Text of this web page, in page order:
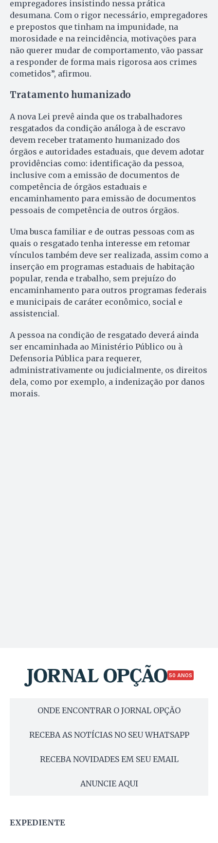
empregadores insistindo nessa prática
desumana. Com o rigor necessário, empregadores
e prepostos que tinham na impunidade, na
morosidade e na reincidência, motivações para
não querer mudar de comportamento, vão passar
a responder de forma mais rigorosa aos crimes
cometidos”, afirmou.
Tratamento humanizado
A nova Lei prevê ainda que os trabalhadores
resgatados da condição análoga à de escravo
devem receber tratamento humanizado dos
órgãos e autoridades estaduais, que devem adotar
providências como: identificação da pessoa,
inclusive com a emissão de documentos de
competência de órgãos estaduais e
encaminhamento para emissão de documentos
pessoais de competência de outros órgãos.
Uma busca familiar e de outras pessoas com as
quais o resgatado tenha interesse em retomar
vínculos também deve ser realizada, assim como a
inserção em programas estaduais de habitação
popular, renda e trabalho, sem prejuízo do
encaminhamento para outros programas federais
e municipais de caráter econômico, social e
assistencial.
A pessoa na condição de resgatado deverá ainda
ser encaminhada ao Ministério Público ou à
Defensoria Pública para requerer,
administrativamente ou judicialmente, os direitos
dela, como por exemplo, a indenização por danos
morais.
50 ANOS
ONDE ENCONTRAR O JORNAL OPÇÃO
RECEBA AS NOTÍCIAS NO SEU WHATSAPP
RECEBA NOVIDADES EM SEU EMAIL
ANUNCIE AQUI
EXPEDIENTE